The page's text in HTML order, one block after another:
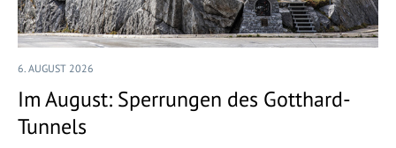
6. AUGUST 2026
Im August: Sperrungen des Gotthard-
Tunnels